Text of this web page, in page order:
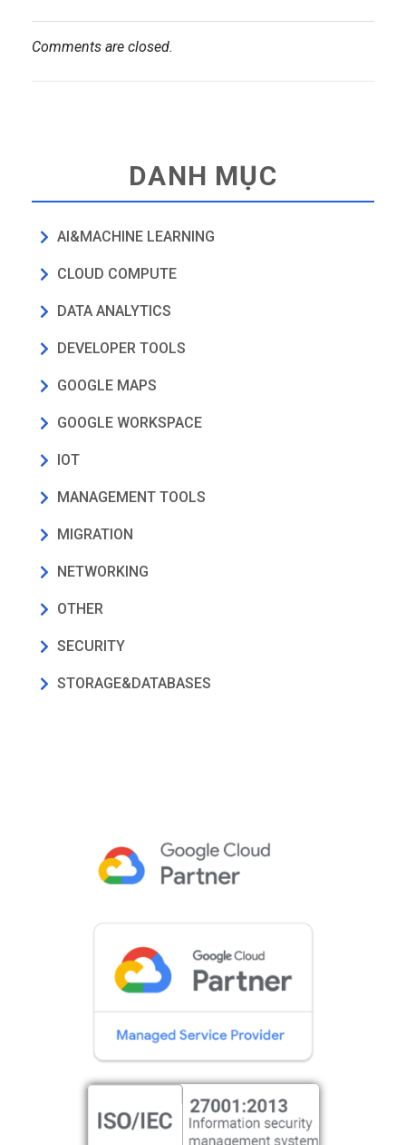
Comments are closed.
DANH MỤC
AI&MACHINE LEARNING
CLOUD COMPUTE
DATA ANALYTICS
DEVELOPER TOOLS
GOOGLE MAPS
GOOGLE WORKSPACE
IOT
MANAGEMENT TOOLS
MIGRATION
NETWORKING
OTHER
SECURITY
STORAGE&DATABASES